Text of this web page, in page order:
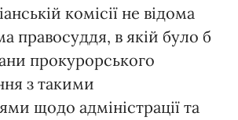
комісії не відома
правосуддя, в якій було б
прокурорського
з такими
щодо адміністрації та